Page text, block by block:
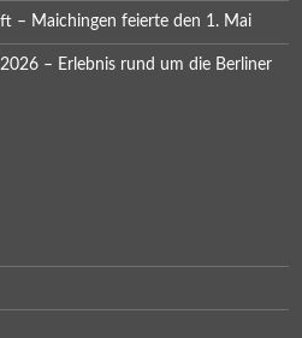
– Maichingen feierte den 1. Mai
– Erlebnis rund um die Berliner